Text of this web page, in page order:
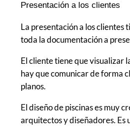
Presentación a los clientes
La presentación a los clientes
toda la documentación a
El cliente tiene que visualizar
hay que comunicar de forma
planos.
El diseño de piscinas es muy
arquitectos y diseñadores. Es